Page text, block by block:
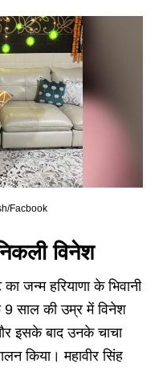
Facbook
विनेश
जन्म हरियाणा के भिवानी
साल की उम्र में विनेश
इसके बाद उनके चाचा
किया। महावीर सिंह